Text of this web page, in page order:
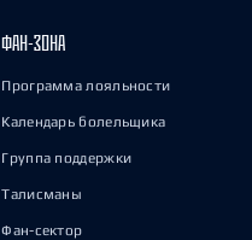
ФАН-ЗОНА
Программа лояльности
Календарь болельщика
Группа поддержки
Талисманы
Фан-сектор